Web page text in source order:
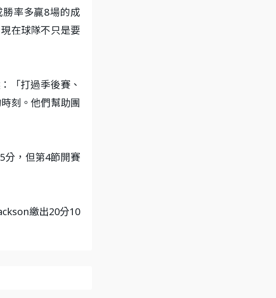
率多贏8場的成
在球隊不只是要
「打過季後賽、
刻。他們幫助團
分，但第4節開賽
繳出20分10